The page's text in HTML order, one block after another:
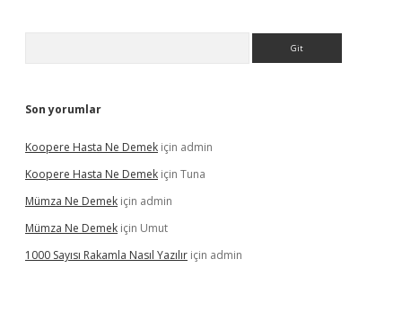
Son yorumlar
Koopere Hasta Ne Demek için admin
Koopere Hasta Ne Demek için Tuna
Mümza Ne Demek için admin
Mümza Ne Demek için Umut
1000 Sayısı Rakamla Nasıl Yazılır için admin